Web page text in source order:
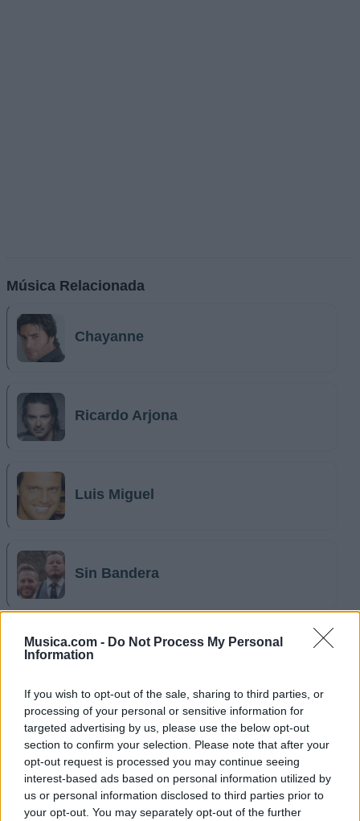
Musica.com - Do Not Process My Personal
Information
If you wish to opt-out of the sale, sharing to third parties, or
processing of your personal or sensitive information for
targeted advertising by us, please use the below opt-out
section to confirm your selection. Please note that after your
opt-out request is processed you may continue seeing
interest-based ads based on personal information utilized by
us or personal information disclosed to third parties prior to
your opt-out. You may separately opt-out of the further
Música Relacionada
Chayanne
Ricardo Arjona
Luis Miguel
Sin Bandera
Luis Fonsi
La Oreja De Van Gogh
Ricky Martin